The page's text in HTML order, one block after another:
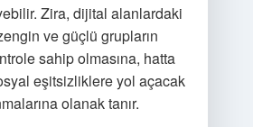
Zira, dijital alanlardaki
ve güçlü grupların
sahip olmasına, hatta
eşitsizliklere yol açacak
olanak tanır.